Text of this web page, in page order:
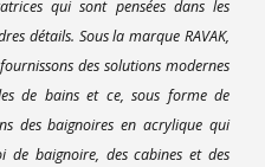
qui sont pensées dans les
détails. Sous la marque RAVAK,
des solutions modernes
de bains et ce, sous forme de
des baignoires en acrylique qui
de baignoire, des cabines et des